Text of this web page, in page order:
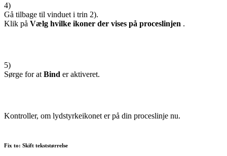
4)
Gå tilbage til vinduet i trin 2).
Klik på Vælg hvilke ikoner der vises på proceslinjen .
5)
Sørge for at Bind er aktiveret.
Kontroller, om lydstyrkeikonet er på din proceslinje nu.
Fix to: Skift tekststørrelse